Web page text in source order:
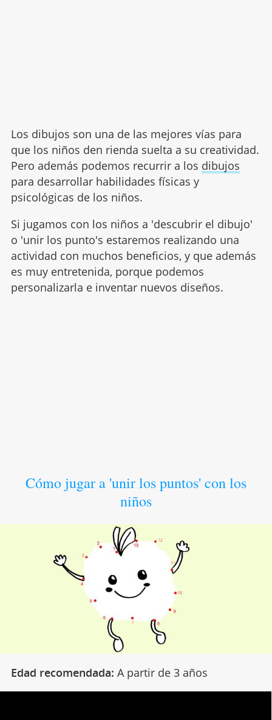
Los dibujos son una de las mejores vías para
que los niños den rienda suelta a su creatividad.
Pero además podemos recurrir a los dibujos
para desarrollar habilidades físicas y
psicológicas de los niños.
Si jugamos con los niños a 'descubrir el dibujo'
o 'unir los punto's estaremos realizando una
actividad con muchos beneficios, y que además
es muy entretenida, porque podemos
personalizarla e inventar nuevos diseños.
Cómo jugar a 'unir los puntos' con los
niños
Edad recomendada: A partir de 3 años